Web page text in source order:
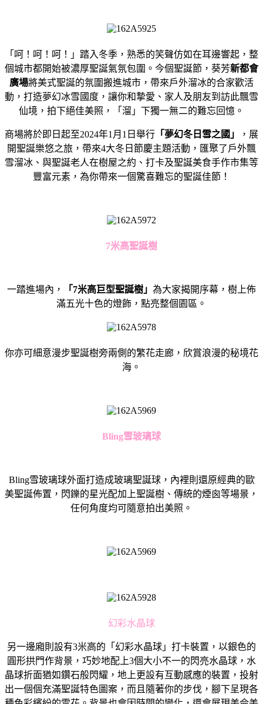
「呵！呵！呵！」踏入冬季，熟悉的笑聲仿如在耳邊響起，整
個城市都開始被濃厚聖誕氣氛包圍。今個聖誕節，葵芳新都會
廣場將美式聖誕的氛圍搬進城市，帶來戶外溜冰的合家歡活
動，打造夢幻冰雪國度，讓你和摯愛、家人及朋友到訪此飄雪
仙境，拍下絕佳美照，「溜」下獨一無二的難忘回憶。
商場將於即日起至2024年1月1日舉行 「夢幻冬日雪之國」
，展
開聖誕樂悠之旅，帶來4大冬日節慶主題活動，匯聚了戶外飄
雪溜冰、與聖誕老人在樹屋之約、打卡及聖誕美食手作市集等
豐富元素，為你帶來一個驚喜難忘的聖誕佳節！
7米高聖誕樹
一踏進場內， 「 7米高巨型聖誕樹」 為大家揭開序幕，樹上佈
滿五光十色的燈飾，點亮整個園區。
你亦可細意漫步聖誕樹旁兩側的繁花走廊，欣賞浪漫的秘境花
海。
Bling雪玻璃球
Bling雪玻璃球外面打造成玻璃聖誕球，內裡則還原經典的歐
美聖誕佈置，閃鑠的星光配加上聖誕樹、傳統的煙囪等場景，
任何角度均可隨意拍出美照。
幻彩水晶球
另一邊廂則設有3米高的「幻彩水晶球」打卡裝置，以銀色的
圓形拱門作背景，巧妙地配上3個大小不一的閃亮水晶球，水
晶球折面猶如鑽石般閃耀，地上更設有互動感應的裝置，投射
出一個個充滿聖誕特色圖案，而且隨著你的步伐，腳下呈現各